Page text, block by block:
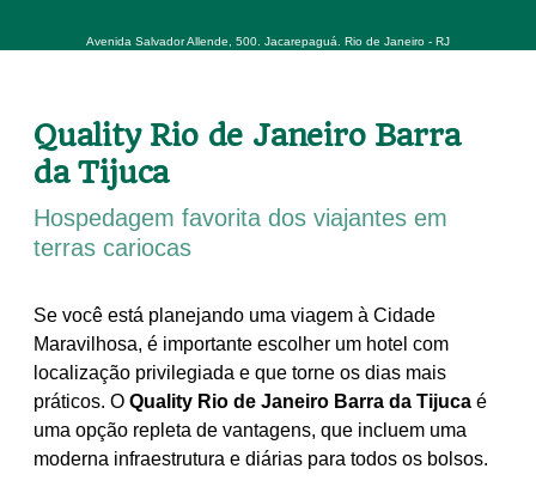
Avenida Salvador Allende, 500. Jacarepaguá. Rio de Janeiro - RJ
Quality Rio de Janeiro Barra
da Tijuca
Hospedagem favorita dos viajantes em
terras cariocas
Se você está planejando uma viagem à Cidade
Maravilhosa, é importante escolher um hotel com
localização privilegiada e que torne os dias mais
práticos. O Quality Rio de Janeiro Barra da Tijuca é
uma opção repleta de vantagens, que incluem uma
moderna infraestrutura e diárias para todos os bolsos.